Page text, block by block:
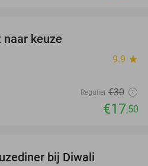
keuze
9.9 star
Regulier €30
€17,50
bij Diwali